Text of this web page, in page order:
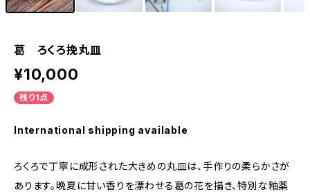
葛 ろくろ挽丸皿
¥10,000
残り1点
International shipping available
ろくろで丁寧に成形された大きめの丸皿は、手作りの柔らかさが
あります。晩夏に甘い香りを漂わせる葛の花を描き、特別な釉薬